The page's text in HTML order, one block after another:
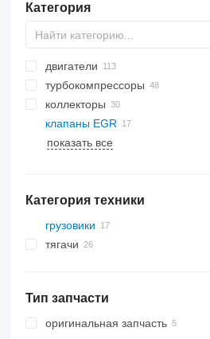
Категория
двигатели
турбокомпрессоры
коллекторы
клапаны EGR
показать все
Категория техники
грузовики
тягачи
Тип запчасти
оригинальная запчасть